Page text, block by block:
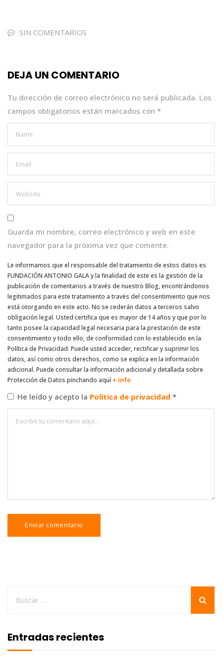
e
o
k
tets
p
e
SIN COMENTARIOS
DEJA UN COMENTARIO
Tu dirección de correo electrónico no será publicada. Los
campos obligatorios están marcados con *
Guarda mi nombre, correo electrónico y web en este
navegador para la próxima vez que comente.
Le informamos que el responsable del tratamiento de estos datos es
FUNDACIÓN ANTONIO GALA y la finalidad de este es la gestión de la
publicación de comentarios a través de nuestro Blog, encontrándonos
legitimados para este tratamiento a través del consentimiento que nos
está otorgando en este acto. No se cederán datos a terceros salvo
obligación legal. Usted certifica que es mayor de 14 años y que por lo
tanto posee la capacidad legal necesaria para la prestación de este
consentimiento y todo ello, de conformidad con lo establecido en la
Política de Privacidad. Puede usted acceder, rectificar y suprimir los
datos, así como otros derechos, como se explica en la información
adicional. Puede consultar la información adicional y detallada sobre
Protección de Datos pinchando aquí + info
He leído y acepto la Política de privacidad *
Entradas recientes